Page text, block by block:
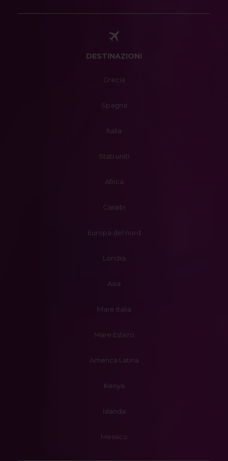
DESTINAZIONI
Grecia
Spagna
Italia
Stati uniti
Africa
Caraibi
Europa del nord
Londra
Asia
Mare Italia
Mare Estero
America Latina
Kenya
Islanda
Messico